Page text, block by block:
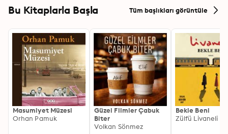
Bu Kitaplarla Başla Tüm başlıkları görüntüle
Masumiyet Müzesi
Orhan Pamuk
Güzel Filmler Çabuk
Biter
Volkan Sönmez
Bekle Beni
Zülfü Livaneli